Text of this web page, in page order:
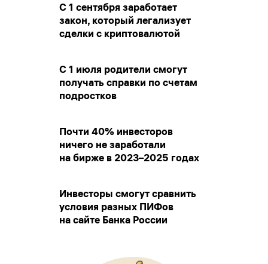
С 1 сентября заработает
закон, который легализует
сделки с криптовалютой
С 1 июля родители смогут
получать справки по счетам
подростков
Почти 40% инвесторов
ничего не заработали
на бирже в 2023–2025 годах
Инвесторы смогут сравнить
условия разных ПИФов
на сайте Банка России